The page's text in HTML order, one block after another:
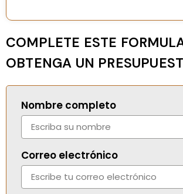
COMPLETE ESTE
OBTENGA UN
Nombre completo
Correo electrónico